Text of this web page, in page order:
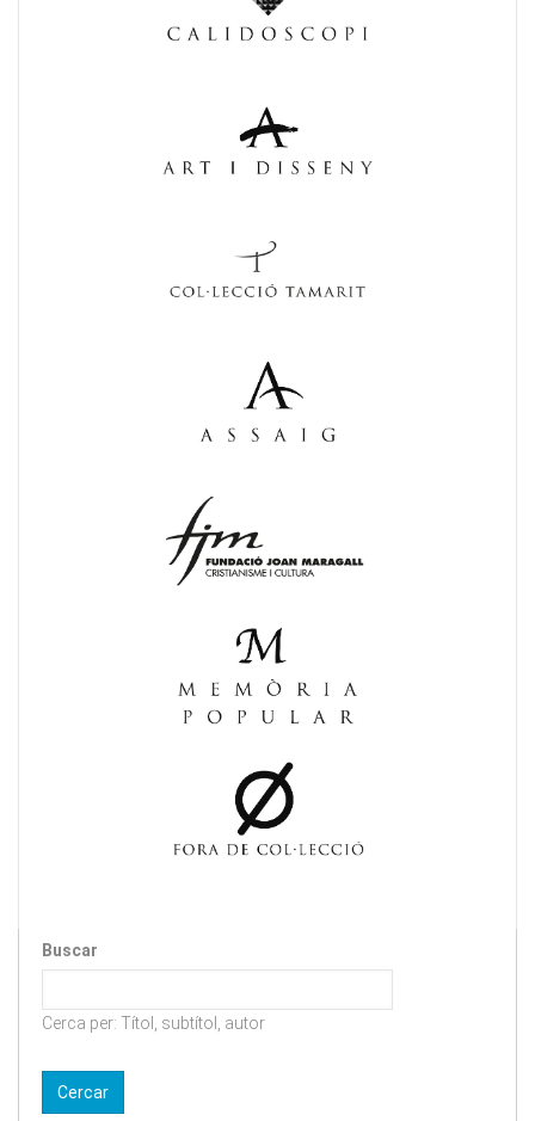
Buscar
Cerca per: Títol, subtítol, autor